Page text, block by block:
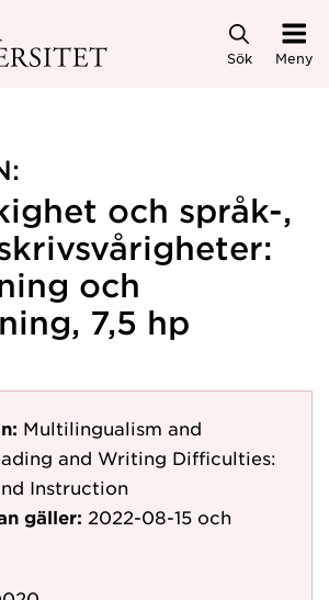
innehållet
Sök Meny
och språk-,
och
7,5 hp
Multilingualism and
and Writing Difficulties:
Instruction
gäller: 2022-08-15 och